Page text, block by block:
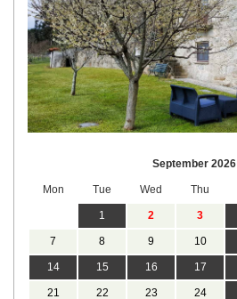
September 2026
Mon Tue Wed Thu
1 2 3
7 8 9 10
14 15 16 17
21 22 23 24